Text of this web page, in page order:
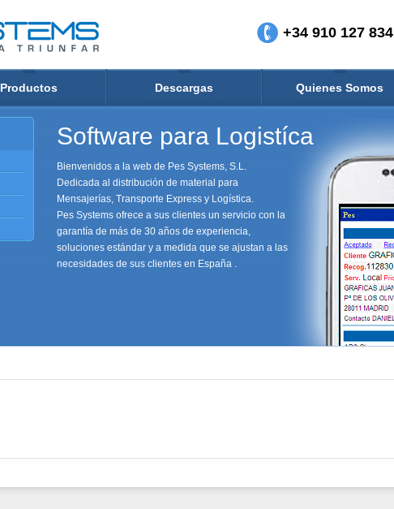
+34 910 127 834
Productos Descargas Quienes Somos
Software para Logistíca
Bienvenidos a la web de Pes Systems, S.L.
Dedicada al distribución de material para
Mensajerías, Transporte Express y Logística.
Pes Systems ofrece a sus clientes un servicio con la
garantía de más de 30 años de experiencia,
soluciones estándar y a medida que se ajustan a las
necesidades de sus clientes en España .